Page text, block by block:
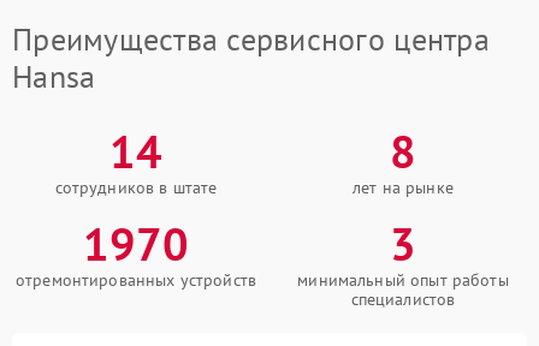
Преимущества сервисного центра
Hansa
14
сотрудников в штате
8
лет на рынке
1970
отремонтированных устройств
3
минимальный опыт работы
специалистов